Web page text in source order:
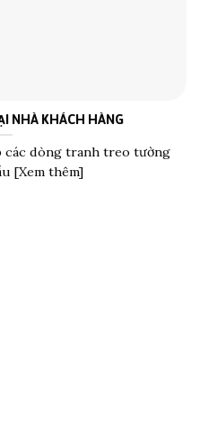
NHÀ KHÁCH HÀNG
các dòng tranh treo tường
[Xem thêm]